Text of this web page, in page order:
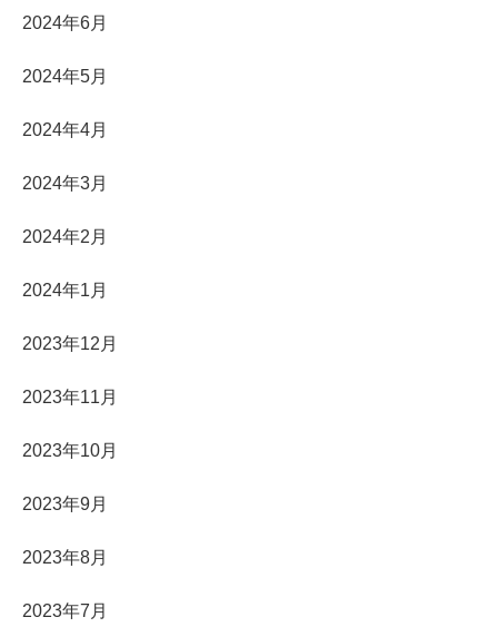
2024年6月
2024年5月
2024年4月
2024年3月
2024年2月
2024年1月
2023年12月
2023年11月
2023年10月
2023年9月
2023年8月
2023年7月